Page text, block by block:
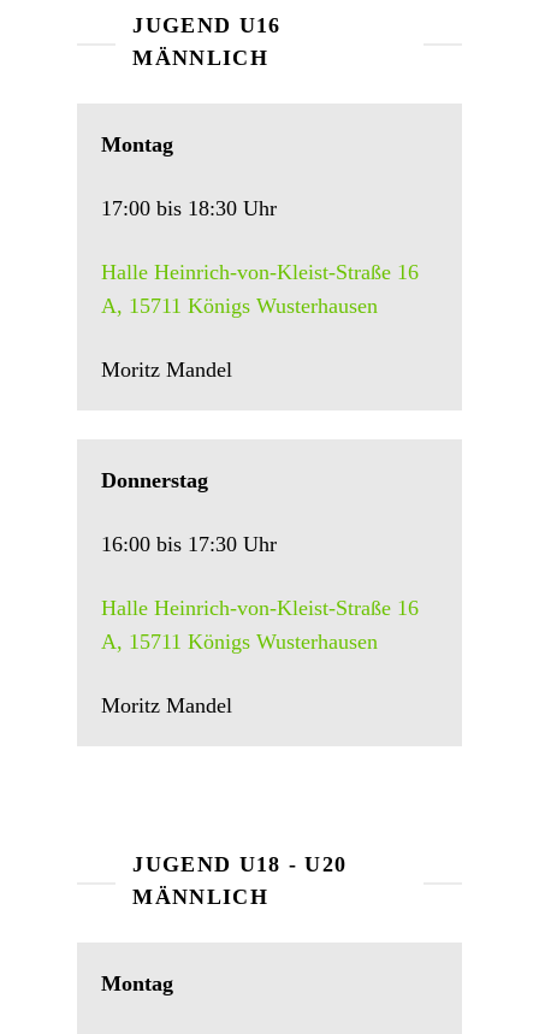
JUGEND U16
MÄNNLICH
Montag
17:00 bis 18:30 Uhr
Halle Heinrich-von-Kleist-Straße 16
A, 15711 Königs Wusterhausen
Moritz Mandel
Donnerstag
16:00 bis 17:30 Uhr
Halle Heinrich-von-Kleist-Straße 16
A, 15711 Königs Wusterhausen
Moritz Mandel
JUGEND U18 - U20
MÄNNLICH
Montag